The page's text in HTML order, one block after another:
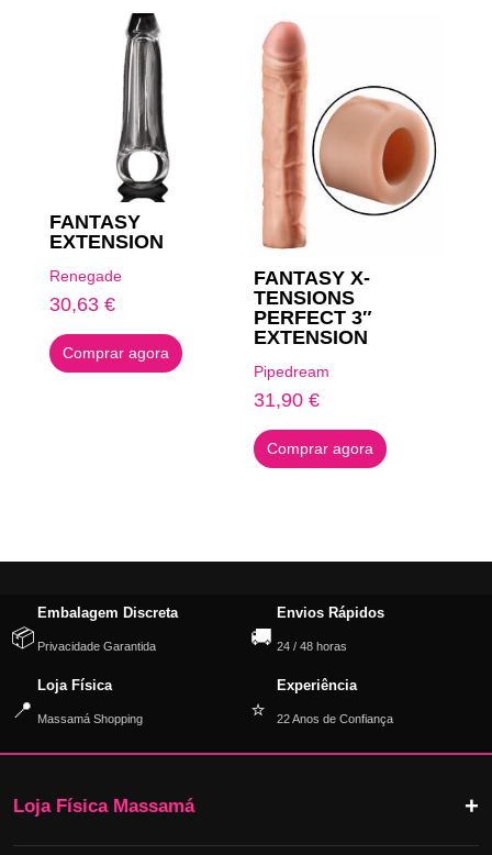
FANTASY
EXTENSION
Renegade
30,63 €
Comprar agora
FANTASY X-
TENSIONS
PERFECT 3″
EXTENSION
Pipedream
31,90€
Comprar agora
📦
Embalagem Discreta
Privacidade Garantida 🚚
Envios Rápidos
24 / 48 horas
📍
Loja Física
Massamá Shopping ⭐
Experiência
22 Anos de Confiança
Loja Física Massamá